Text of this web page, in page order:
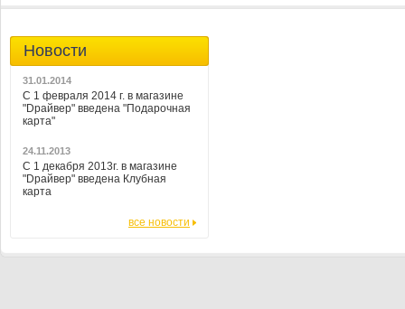
Новости
31.01.2014
С 1 февраля 2014 г. в магазине
"Dрайвер" введена "Подарочная
карта"
24.11.2013
С 1 декабря 2013г. в магазине
"Dрайвер" введена Клубная
карта
все новости